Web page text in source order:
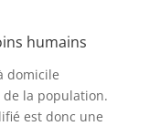
humains
domicile
la population.
est donc une